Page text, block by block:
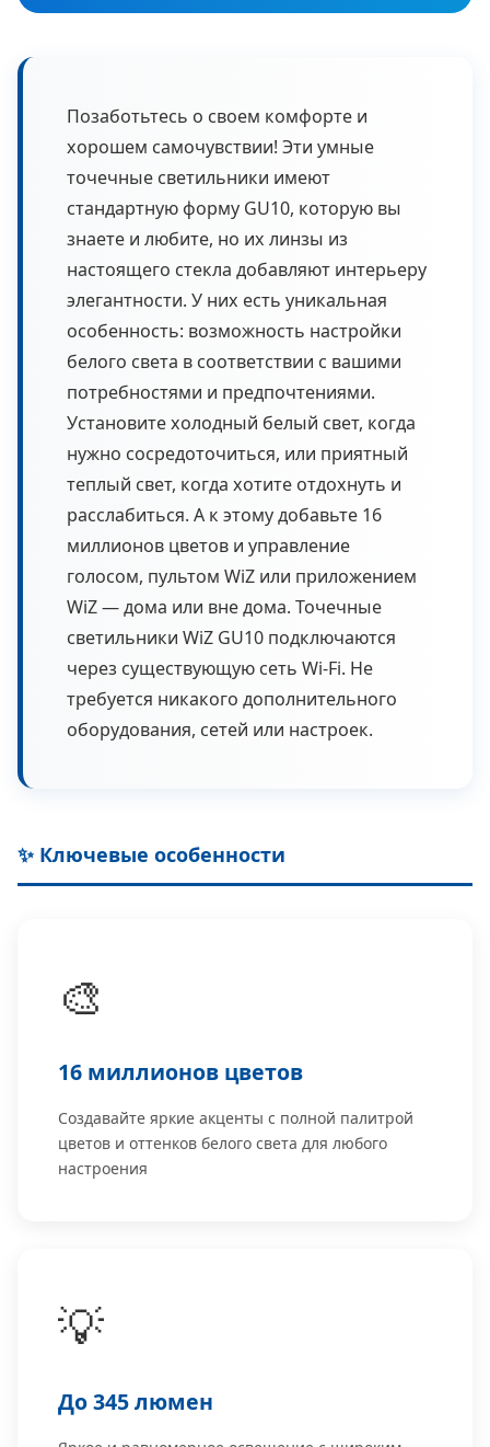
Позаботьтесь о своем комфорте и
хорошем самочувствии! Эти умные
точечные светильники имеют
стандартную форму GU10, которую вы
знаете и любите, но их линзы из
настоящего стекла добавляют интерьеру
элегантности. У них есть уникальная
особенность: возможность настройки
белого света в соответствии с вашими
потребностями и предпочтениями.
Установите холодный белый свет, когда
нужно сосредоточиться, или приятный
теплый свет, когда хотите отдохнуть и
расслабиться. А к этому добавьте 16
миллионов цветов и управление
голосом, пультом WiZ или приложением
WiZ — дома или вне дома. Точечные
светильники WiZ GU10 подключаются
через существующую сеть Wi-Fi. Не
требуется никакого дополнительного
оборудования, сетей или настроек.
✨ Ключевые особенности
🎨
16 миллионов цветов
Создавайте яркие акценты с полной палитрой
цветов и оттенков белого света для любого
настроения
💡
До 345 люмен